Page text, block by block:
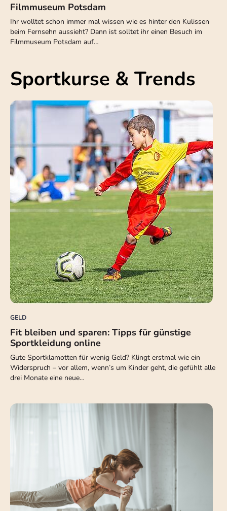
Filmmuseum Potsdam
Ihr wolltet schon immer mal wissen wie es hinter den Kulissen
beim Fernsehn aussieht? Dann ist solltet ihr einen Besuch im
Filmmuseum Potsdam auf…
Sportkurse & Trends
GELD
Fit bleiben und sparen: Tipps für günstige
Sportkleidung online
Gute Sportklamotten für wenig Geld? Klingt erstmal wie ein
Widerspruch – vor allem, wenn’s um Kinder geht, die gefühlt alle
drei Monate eine neue…